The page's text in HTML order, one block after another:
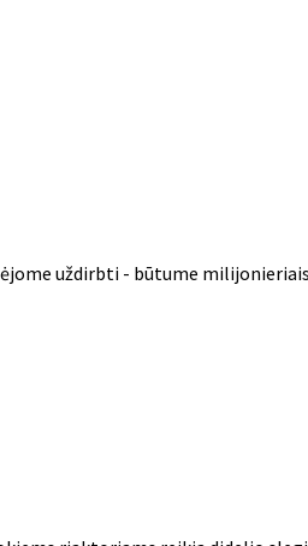
uždirbti - būtume